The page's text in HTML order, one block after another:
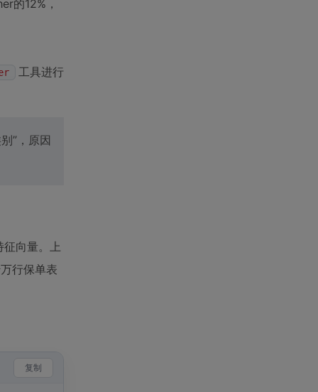
的12%，
工具进行
”，原因
向量。上
行保单表
复制